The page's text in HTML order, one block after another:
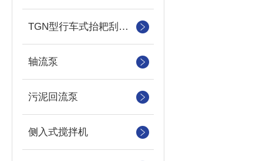
TGN型行车式抬耙刮泥（撇渣机）机
轴流泵
污泥回流泵
侧入式搅拌机